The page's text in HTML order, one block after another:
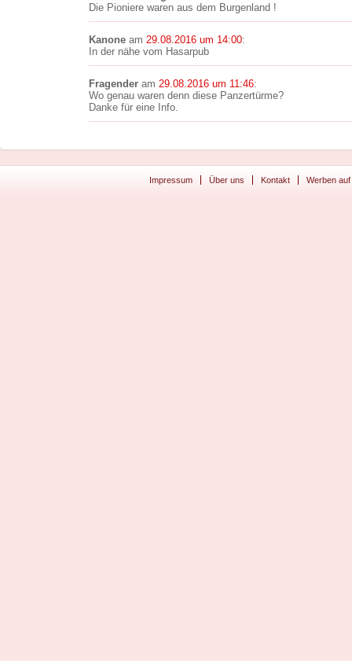
Die Pioniere waren aus dem Burgenland !
Kanone am 29.08.2016 um 14:00:
In der nähe vom Hasarpub
Fragender am 29.08.2016 um 11:46:
Wo genau waren denn diese Panzertürme?
Danke für eine Info.
Impressum Über uns Kontakt Werben